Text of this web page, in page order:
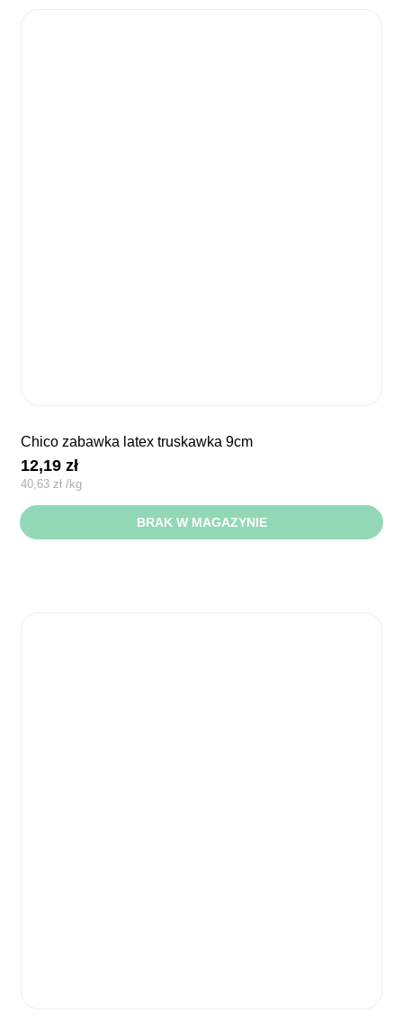
chico zabawka latex truskawka 9cm
12,19zł
40,63zł /kg
BRAK W MAGAZYNIE